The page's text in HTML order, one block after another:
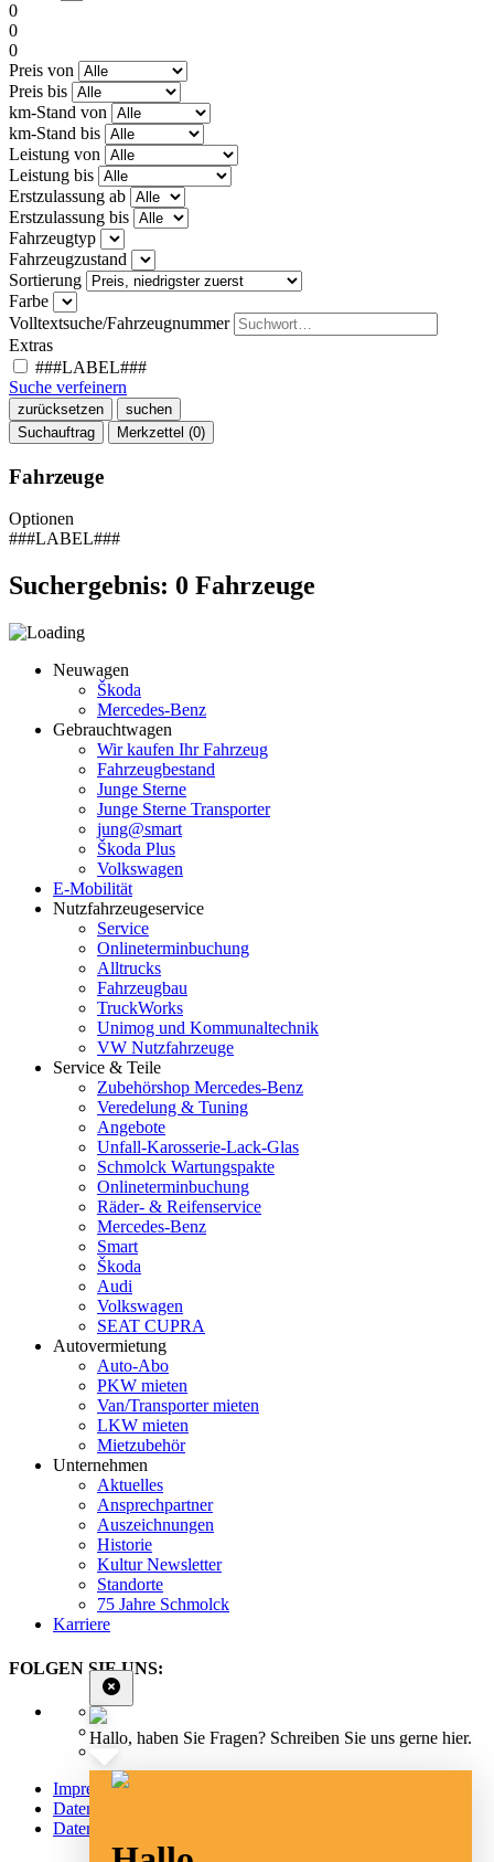
0
0
0
Preis von
Preis bis
km-Stand von
km-Stand bis
Leistung von
Leistung bis
Erstzulassung ab
Erstzulassung bis
Fahrzeugtyp
Fahrzeugzustand
Sortierung
Farbe
Volltextsuche/Fahrzeugnummer
Extras
###LABEL###
Suche verfeinern
zurücksetzen
suchen
Suchauftrag
Merkzettel (0)
Fahrzeuge
Optionen
###LABEL###
Suchergebnis: 0 Fahrzeuge
Neuwagen
Škoda
Mercedes-Benz
Gebrauchtwagen
Wir kaufen Ihr Fahrzeug
Fahrzeugbestand
Junge Sterne
Junge Sterne Transporter
jung@smart
Škoda Plus
Volkswagen
E-Mobilität
Nutzfahrzeugeservice
Service
Onlineterminbuchung
Alltrucks
Fahrzeugbau
TruckWorks
Unimog und Kommunaltechnik
VW Nutzfahrzeuge
Service & Teile
Zubehörshop Mercedes-Benz
Veredelung & Tuning
Angebote
Unfall-Karosserie-Lack-Glas
Schmolck Wartungspakte
Onlineterminbuchung
Räder- & Reifenservice
Mercedes-Benz
Smart
Škoda
Audi
Volkswagen
SEAT CUPRA
Autovermietung
Auto-Abo
PKW mieten
Van/Transporter mieten
LKW mieten
Mietzubehör
Unternehmen
Aktuelles
Ansprechpartner
Auszeichnungen
Historie
Kultur Newsletter
Standorte
75 Jahre Schmolck
Karriere
FOLGEN SIE UNS:
Impressum
Datenschutz
Datenschutz Social Media
Hallo, haben Sie Fragen? Schreiben Sie uns gerne hier.